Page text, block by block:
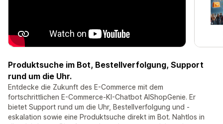
Produktsuche im Bot, Bestellverfolgung, Support
rund um die Uhr.
Entdecke die Zukunft des E-Commerce mit dem
fortschrittlichen E-Commerce-KI-Chatbot AIShopGenie. Er
bietet Support rund um die Uhr, Bestellverfolgung und -
eskalation sowie eine Produktsuche direkt im Bot. Nahtlos in